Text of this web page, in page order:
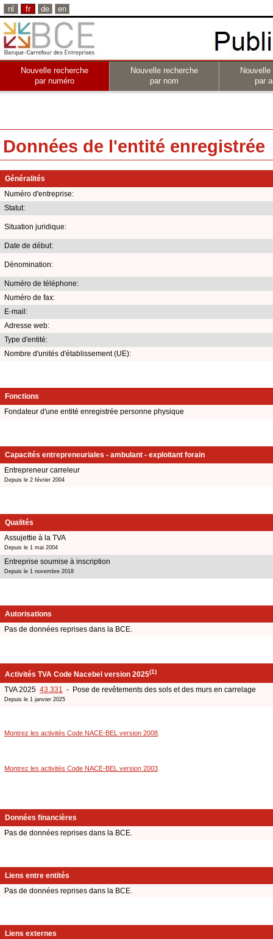
nl fr de en
Nouvelle recherche
par numéro
Nouvelle recherche
par nom
par
Données de l'entité enregistrée
Généralités
Numéro d'entreprise:
Statut:
Situation juridique:
Date de début:
Dénomination:
Numéro de téléphone:
Numéro de fax:
E-mail:
Adresse web:
Type d'entité:
Nombre d'unités d'établissement (UE):
Fonctions
Fondateur d'une entité enregistrée personne physique
Capacités entrepreneuriales - ambulant - exploitant forain
Entrepreneur carreleur
Depuis le 2 février 2004
Qualités
Assujettie à la TVA
Depuis le 1 mai 2004
Entreprise soumise à inscription
Depuis le 1 novembre 2018
Autorisations
Pas de données reprises dans la BCE.
Activités TVA Code Nacebel version 2025(1)
TVA 2025 43.331 - Pose de revêtements des sols et des murs en carrelage
Depuis le 1 janvier 2025
Montrez les activités Code NACE-BEL version 2008
Montrez les activités Code NACE-BEL version 2003
Données financières
Pas de données reprises dans la BCE.
Liens entre entités
Pas de données reprises dans la BCE.
Liens externes